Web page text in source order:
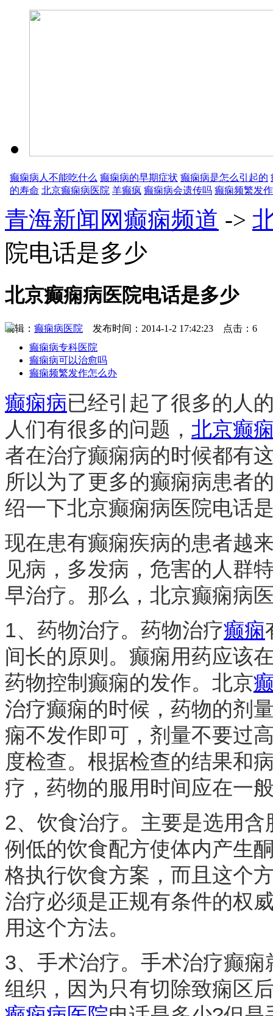
癫痫病人不能吃什么 癫痫病的早期症状 癫痫病是怎么引起的
的寿命 北京癫痫病医院 羊癫疯 癫痫病会遗传吗 癫痫频繁发
青海新闻网癫痫频道 ->
院电话是多少
北京癫痫病医院电话是多少
编辑： 癫痫病医院 发布时间：2014-1-2 17:42:23 点击：6
癫痫病专科医院
癫痫病可以治愈吗
癫痫频繁发作怎么办
癫痫病已经引起了很多的人
人们有很多的问题， 北京癫
者在治疗癫痫病的时候都有
所以为了更多的癫痫病患者
绍一下北京癫痫病医院电话
现在患有癫痫疾病的患者越
见病，多发病，危害的人群
早治疗。那么，北京癫痫病
1、药物治疗。药物治疗癫痫
间长的原则。癫痫用药应该
药物控制癫痫的发作。北京
治疗癫痫的时候，药物的剂
痫不发作即可，剂量不要过
度检查。根据检查的结果和
疗，药物的服用时间应在一
2、饮食治疗。主要是选用
例低的饮食配方使体内产生
格执行饮食方案，而且这个
治疗必须是正规有条件的权
用这个方法。
3、手术治疗。手术治疗癫
组织，因为只有切除致痫区